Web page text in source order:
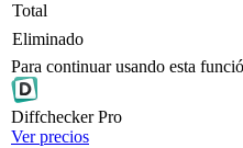
Total
Eliminado
Para continuar usando esta
DiffcheckerPro
Ver precios